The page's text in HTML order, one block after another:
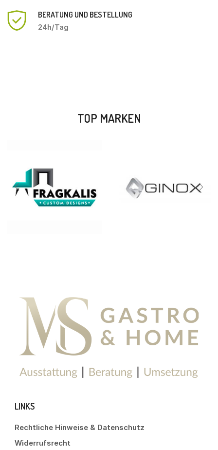
BERATUNG UND BESTELLUNG
24h/Tag
TOP MARKEN
LINKS
Rechtliche Hinweise & Datenschutz
Widerrufsrecht